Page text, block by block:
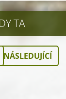
TA
NÁSLEDUJÍCÍ